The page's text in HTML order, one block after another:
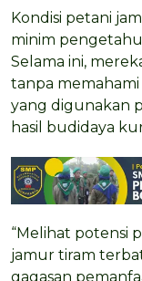
Kondisi petani
minim
Selama ini,
tanpa
yang digunakan
hasil budidaya
“Melihat potensi
jamur tiram
gagasan